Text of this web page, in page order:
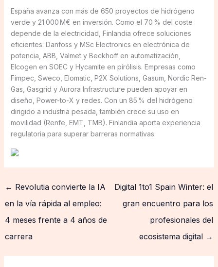
España avanza con más de 650 proyectos de hidrógeno
verde y 21.000 M€ en inversión. Como el 70 % del coste
depende de la electricidad, Finlandia ofrece soluciones
eficientes: Danfoss y MSc Electronics en electrónica de
potencia, ABB, Valmet y Beckhoff en automatización,
Elcogen en SOEC y Hycamite en pirólisis. Empresas como
Fimpec, Sweco, Elomatic, P2X Solutions, Gasum, Nordic Ren-
Gas, Gasgrid y Aurora Infrastructure pueden apoyar en
diseño, Power-to-X y redes. Con un 85 % del hidrógeno
dirigido a industria pesada, también crece su uso en
movilidad (Renfe, EMT, TMB). Finlandia aporta experiencia
regulatoria para superar barreras normativas.
← Revolutia convierte la IA
en la vía rápida al empleo:
4 meses frente a 4 años de
carrera
Digital 1to1 Spain Winter: el
gran encuentro para los
profesionales del
ecosistema digital →